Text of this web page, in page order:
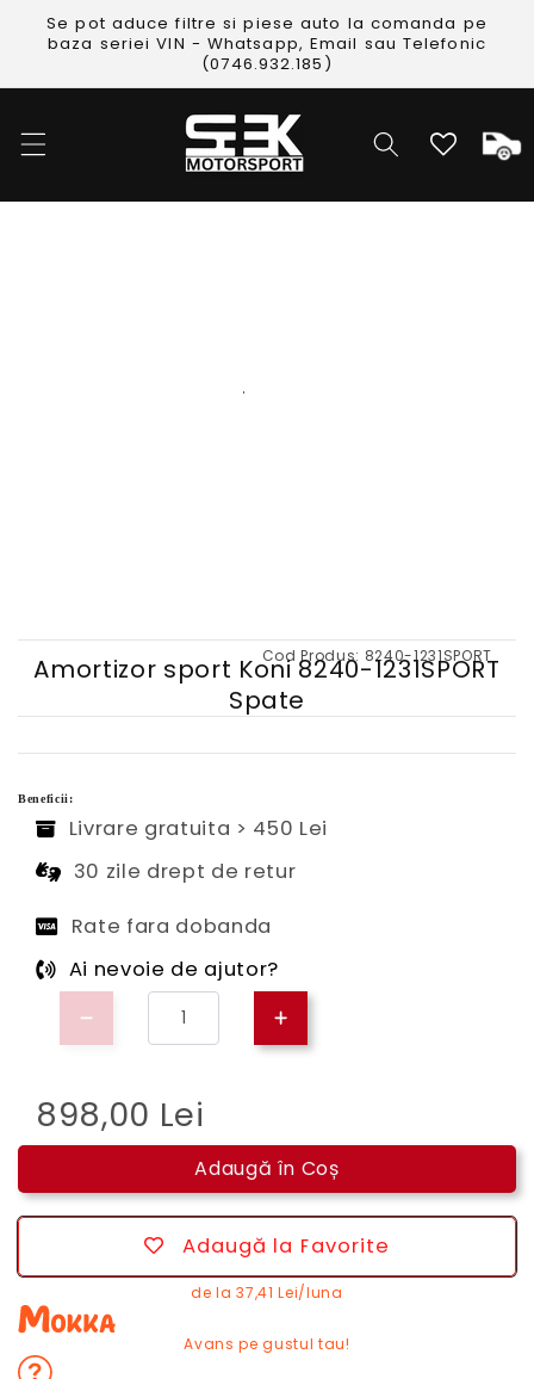
Skip to
content
Se pot aduce filtre si piese auto la comanda pe
baza seriei VIN - Whatsapp, Email sau Telefonic
(0746.932.185)
Cos
Cod Produs: 8240-1231SPORT
Amortizor sport Koni 8240-1231SPORT
Spate
Beneficii:
Livrare gratuita > 450 Lei
30 zile drept de retur
Rate fara dobanda
Ai nevoie de ajutor?
898,00 Lei
Adaugă în Coș
Adaugă la Favorite
de la 37,41 Lei/luna
Avans pe gustul tau!